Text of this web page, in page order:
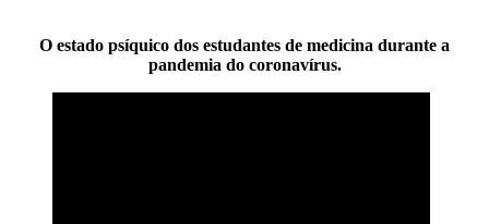
O estado psíquico dos estudantes de medicina durante a
pandemia do coronavírus.